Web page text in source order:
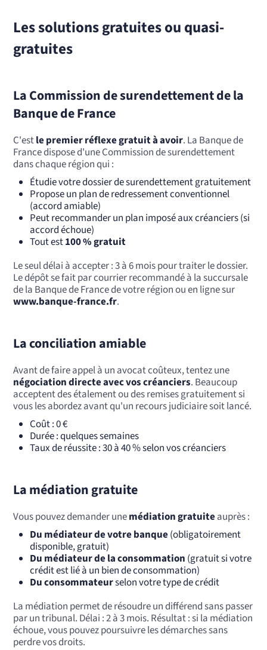
Les solutions gratuites ou quasi-
gratuites
La Commission de surendettement de la
Banque de France
C'estle premier réflexe gratuit à avoir. La Banque de
France dispose d'une Commission de surendettement
dans chaque région qui :
Étudie votre dossier de surendettement gratuitement
Propose un plan de redressement conventionnel
(accord amiable)
Peut recommander un plan imposé aux créanciers (si
accord échoue)
Tout est100 % gratuit
Le seul délai à accepter : 3 à 6 mois pour traiter le dossier.
Le dépôt se fait par courrier recommandé à la succursale
de la Banque de France de votre région ou en ligne sur
www.banque-france.fr.
La conciliation amiable
Avant de faire appel à un avocat coûteux, tentez une
négociation directe avec vos créanciers. Beaucoup
acceptent des étalement ou des remises gratuitement si
vous les abordez avant qu'un recours judiciaire soit lancé.
Coût : 0 €
Durée : quelques semaines
Taux de réussite : 30 à 40 % selon vos créanciers
La médiation gratuite
Vous pouvez demander unemédiation gratuiteauprès :
Du médiateur de votre banque(obligatoirement
disponible, gratuit)
Du médiateur de la consommation (gratuit si votre
crédit est lié à un bien de consommation)
Du consommateurselon votre type de crédit
La médiation permet de résoudre un différend sans passer
par un tribunal. Délai : 2 à 3 mois. Résultat : si la médiation
échoue, vous pouvez poursuivre les démarches sans
perdre vos droits.